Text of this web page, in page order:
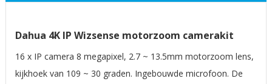
Dahua 4K IP Wizsense motorzoom camerakit
16 x IP camera 8 megapixel, 2.7 ~ 13.5mm motorzoom lens,
kijkhoek van 109 ~ 30 graden. Ingebouwde microfoon. De